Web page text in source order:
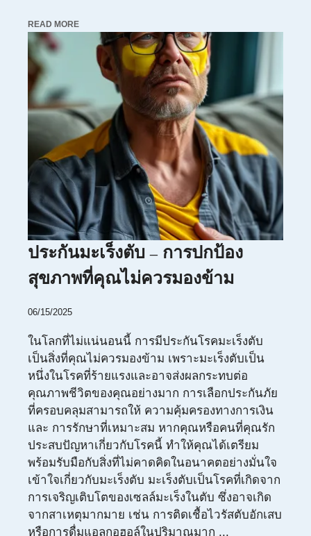
READ MORE
ประกันมะเร็งตับ – การปกป้อง
สุขภาพที่คุณไม่ควรมองข้าม
06/15/2025
ในโลกที่ไม่แน่นอนนี้ การมีประกันโรคมะเร็งตับ
เป็นสิ่งที่คุณไม่ควรมองข้าม เพราะมะเร็งตับเป็น
หนึ่งในโรคที่ร้ายแรงและอาจส่งผลกระทบต่อ
คุณภาพชีวิตของคุณอย่างมาก การเลือกประกันภัย
ที่ครอบคลุมสามารถให้ ความคุ้มครองทางการเงิน
และ การรักษาที่เหมาะสม หากคุณหรือคนที่คุณรัก
ประสบปัญหาเกี่ยวกับโรคนี้ ทำให้คุณได้เตรียม
พร้อมรับมือกับสิ่งที่ไม่คาดคิดในอนาคตอย่างมั่นใจ
เข้าใจเกี่ยวกับมะเร็งตับ มะเร็งตับเป็นโรคที่เกิดจาก
การเจริญเติบโตของเซลล์มะเร็งในตับ ซึ่งอาจเกิด
จากสาเหตุมากมาย เช่น การติดเชื้อไวรัสตับอักเสบ
หรือการดื่มแอลกอฮอล์ในปริมาณมาก ...